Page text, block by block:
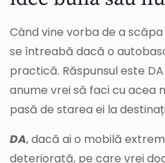
Când vine vorba de a
se întreabă dacă o
practică. Răspunsul este
anume vrei să faci cu acea
pasă de starea ei la
DA, dacă ai o mobilă
deteriorată, pe care vrei